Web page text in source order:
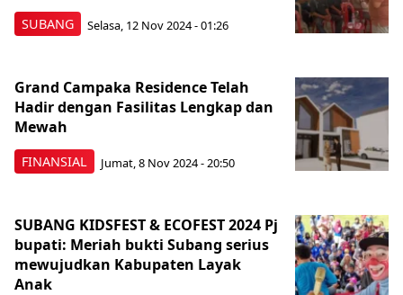
SUBANG Selasa, 12 Nov 2024 - 01:26
FINANSIAL
Grand Campaka Residence Telah
Hadir dengan Fasilitas Lengkap dan
Mewah
Jumat, 8 Nov 2024 - 20:50
SUBANG KIDSFEST & ECOFEST 2024 Pj
bupati: Meriah bukti Subang serius
mewujudkan Kabupaten Layak
Anak